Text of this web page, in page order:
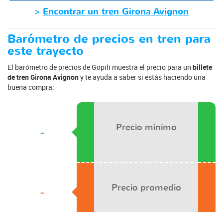
> Encontrar un tren Girona Avignon
Barómetro de precios en tren para
este trayecto
El barómetro de precios de Gopili muestra el precio para un billete
de tren Girona Avignony te ayuda a saber si estás haciendo una
buena compra:
-
-
Precio mínimo
Precio promedio